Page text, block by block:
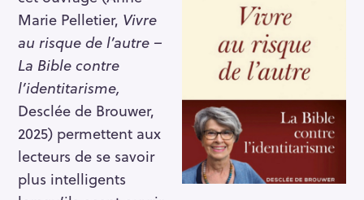
Marie Pelletier, Vivre
au risque de l’autre –
La Bible contre
l’identitarisme,
Desclée de Brouwer,
2025) permettent aux
lecteurs de se savoir
plus intelligents